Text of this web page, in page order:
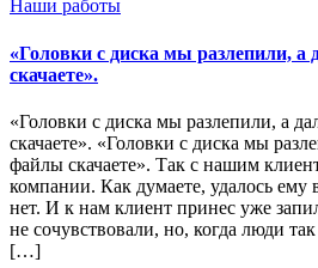
Наши работы
«Головки с диска мы разлепили,
скачаете».
«Головки с диска мы разлепили, а
скачаете». «Головки с диска мы
файлы скачаете». Так с нашим
компании. Как думаете, удалось
нет. И к нам клиент принес уже
не сочувствовали, но, когда люди
[…]